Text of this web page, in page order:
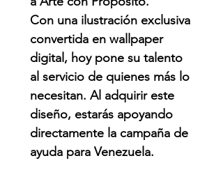
Con una ilustración exclusiva
convertida en wallpaper
digital, hoy pone su talento
al servicio de quienes más lo
necesitan. Al adquirir este
diseño, estarás apoyando
directamente la campaña de
ayuda para Venezuela.